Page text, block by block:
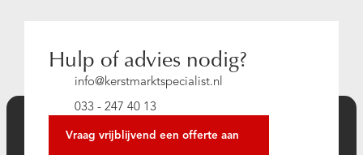
Hulp of advies nodig?
info@kerstmarktspecialist.nl
033 - 247 40 13
Vraag vrijblijvend een offerte aan